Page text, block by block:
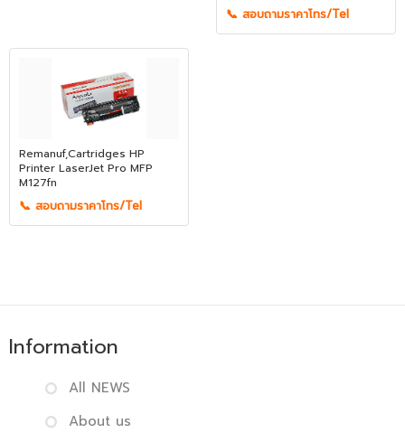
📞 สอบถามราคาโทร/Tel
Remanuf,Cartridges HP
Printer LaserJet Pro MFP
M127fn
📞 สอบถามราคาโทร/Tel
Information
All NEWS
About us